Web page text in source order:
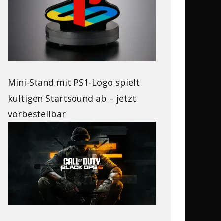
Mini-Stand mit PS1-Logo spielt
kultigen Startsound ab – jetzt
vorbestellbar